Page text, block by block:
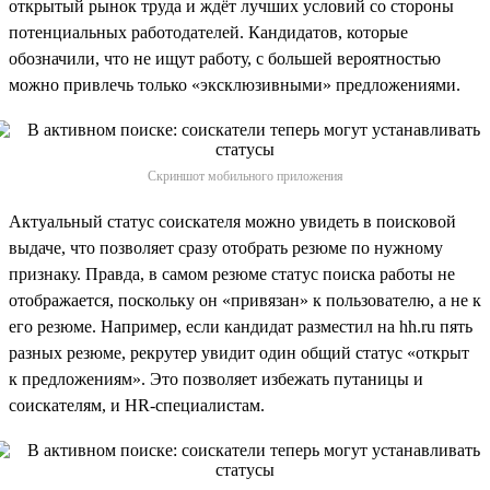
открытый рынок труда и ждёт лучших условий со стороны
потенциальных работодателей. Кандидатов, которые
обозначили, что не ищут работу, с большей вероятностью
можно привлечь только «эксклюзивными» предложениями.
Скриншот мобильного приложения
Актуальный статус соискателя можно увидеть в поисковой
выдаче, что позволяет сразу отобрать резюме по нужному
признаку. Правда, в самом резюме статус поиска работы не
отображается, поскольку он «привязан» к пользователю, а не к
его резюме. Например, если кандидат разместил на hh.ru пять
разных резюме, рекрутер увидит один общий статус «открыт
к предложениям». Это позволяет избежать путаницы и
соискателям, и HR-специалистам.